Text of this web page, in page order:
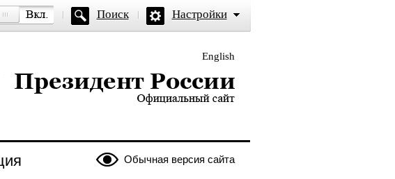
Поиск Настройки
English
России — официальный сайт
Обычная версия сайта